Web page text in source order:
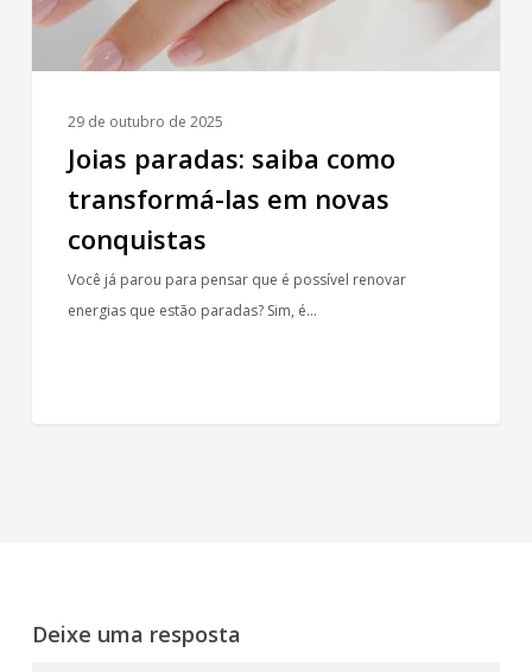
conquistas
29 de outubro de 2025
Joias paradas: saiba como
transformá-las em novas
conquistas
Você já parou para pensar que é possível renovar
energias que estão paradas? Sim, é…
Deixe uma resposta